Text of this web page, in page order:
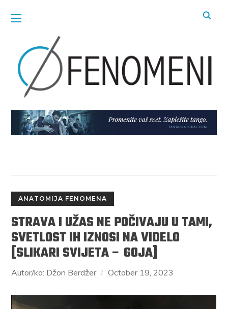
ANATOMIJA FENOMENA
STRAVA I UŽAS NE POČIVAJU U TAMI,
SVETLOST IH IZNOSI NA VIDELO
[SLIKARI SVIJETA – GOJA]
Autor/ka: Džon Berdžer October 19, 2023